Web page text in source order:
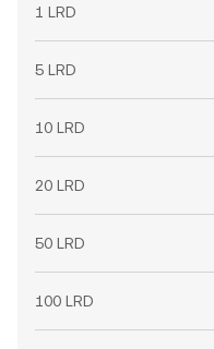
1 LRD
5 LRD
10 LRD
20 LRD
50 LRD
100 LRD